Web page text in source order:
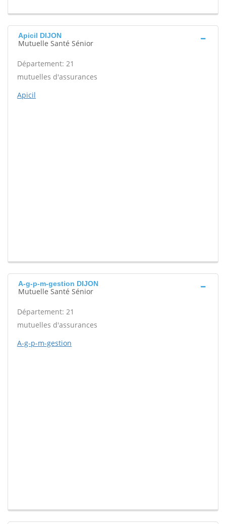
Apicil DIJON
Mutuelle Santé Sénior
Département: 21
mutuelles d'assurances
Apicil
A-g-p-m-gestion DIJON
Mutuelle Santé Sénior
Département: 21
mutuelles d'assurances
A-g-p-m-gestion